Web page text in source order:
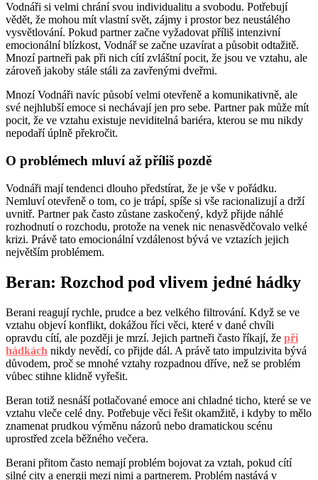
Vodnáři si velmi chrání svou individualitu a svobodu. Potřebují
vědět, že mohou mít vlastní svět, zájmy i prostor bez neustálého
vysvětlování. Pokud partner začne vyžadovat příliš intenzivní
emocionální blízkost, Vodnář se začne uzavírat a působit odtažitě.
Mnozí partneři pak při nich cítí zvláštní pocit, že jsou ve vztahu, ale
zároveň jakoby stále stáli za zavřenými dveřmi.
Mnozí Vodnáři navíc působí velmi otevřeně a komunikativně, ale
své nejhlubší emoce si nechávají jen pro sebe. Partner pak může mít
pocit, že ve vztahu existuje neviditelná bariéra, kterou se mu nikdy
nepodaří úplně překročit.
O problémech mluví až příliš pozdě
Vodnáři mají tendenci dlouho předstírat, že je vše v pořádku.
Nemluví otevřeně o tom, co je trápí, spíše si vše racionalizují a drží
uvnitř. Partner pak často zůstane zaskočený, když přijde náhlé
rozhodnutí o rozchodu, protože na venek nic nenasvědčovalo velké
krizi. Právě tato emocionální vzdálenost bývá ve vztazích jejich
největším problémem.
Beran: Rozchod pod vlivem jedné hádky
Berani reagují rychle, prudce a bez velkého filtrování. Když se ve
vztahu objeví konflikt, dokážou říci věci, které v dané chvíli
opravdu cítí, ale později je mrzí. Jejich partneři často říkají, že při
hádkách nikdy nevědí, co přijde dál. A právě tato impulzivita bývá
důvodem, proč se mnohé vztahy rozpadnou dříve, než se problém
vůbec stihne klidně vyřešit.
Beran totiž nesnáší potlačované emoce ani chladné ticho, které se ve
vztahu vleče celé dny. Potřebuje věci řešit okamžitě, i kdyby to mělo
znamenat prudkou výměnu názorů nebo dramatickou scénu
uprostřed zcela běžného večera.
Berani přitom často nemají problém bojovat za vztah, pokud cítí
silné city a energii mezi nimi a partnerem. Problém nastává v